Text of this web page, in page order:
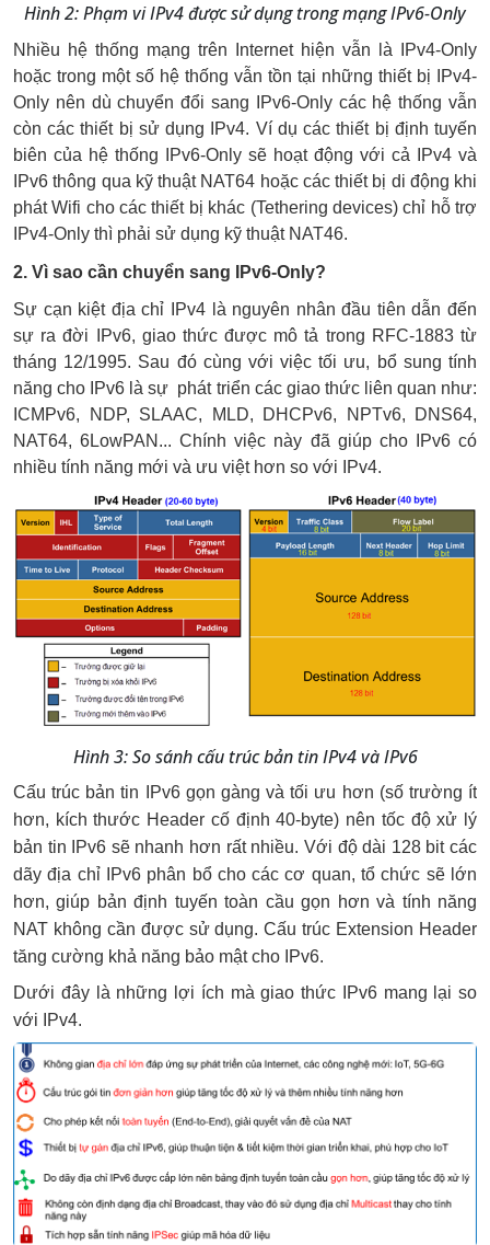
Hình 2: Phạm vi IPv4 được sử dụng trong mạng IPv6-Only
Nhiều hệ thống mạng trên Internet hiện vẫn là IPv4-Only
hoặc trong một số hệ thống vẫn tồn tại những thiết bị IPv4-
Only nên dù chuyển đổi sang IPv6-Only các hệ thống vẫn
còn các thiết bị sử dụng IPv4. Ví dụ các thiết bị định tuyến
biên của hệ thống IPv6-Only sẽ hoạt động với cả IPv4 và
IPv6 thông qua kỹ thuật NAT64 hoặc các thiết bị di động khi
phát Wifi cho các thiết bị khác (Tethering devices) chỉ hỗ trợ
IPv4-Only thì phải sử dụng kỹ thuật NAT46.
2. Vì sao cần chuyển sang IPv6-Only?
Sự cạn kiệt địa chỉ IPv4 là nguyên nhân đầu tiên dẫn đến
sự ra đời IPv6, giao thức được mô tả trong RFC-1883 từ
tháng 12/1995. Sau đó cùng với việc tối ưu, bổ sung tính
năng cho IPv6 là sự  phát triển các giao thức liên quan như:
ICMPv6, NDP, SLAAC, MLD, DHCPv6, NPTv6, DNS64,
NAT64, 6LowPAN... Chính việc này đã giúp cho IPv6 có
nhiều tính năng mới và ưu việt hơn so với IPv4.
Hình 3: So sánh cấu trúc bản tin IPv4 và IPv6
Cấu trúc bản tin IPv6 gọn gàng và tối ưu hơn (số trường ít
hơn, kích thước Header cố định 40-byte) nên tốc độ xử lý
bản tin IPv6 sẽ nhanh hơn rất nhiều. Với độ dài 128 bit các
dãy địa chỉ IPv6 phân bổ cho các cơ quan, tổ chức sẽ lớn
hơn, giúp bản định tuyến toàn cầu gọn hơn và tính năng
NAT không cần được sử dụng. Cấu trúc Extension Header
tăng cường khả năng bảo mật cho IPv6.
Dưới đây là những lợi ích mà giao thức IPv6 mang lại so
với IPv4.